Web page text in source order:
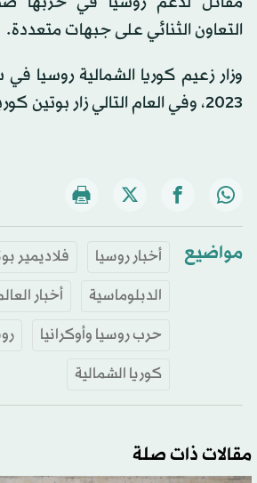
التعاون الثنائي على جبهات متعددة.
وزار زعيم كوريا الشمالية روسيا
2023، وفي العام التالي زار بوتين كوريا الشمالية.
مواضيع أخبار روسيا
فلاديمير
الدبلوماسية
أخبار
حرب روسيا وأوكرانيا
كوريا الشمالية
مقالات ذات صلة